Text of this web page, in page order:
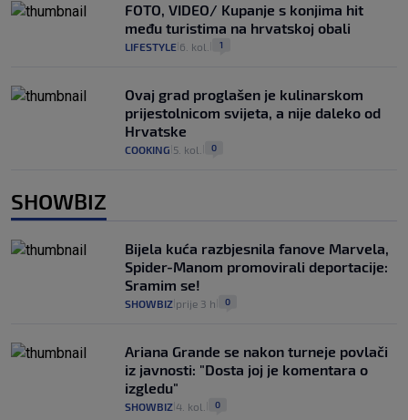
FOTO, VIDEO/ Kupanje s konjima hit
među turistima na hrvatskoj obali
LIFESTYLE 6. kol. 1
Ovaj grad proglašen je kulinarskom
prijestolnicom svijeta, a nije daleko od
Hrvatske
COOKING 5. kol. 0
SHOWBIZ
Bijela kuća razbjesnila fanove Marvela,
Spider-Manom promovirali deportacije:
Sramim se!
SHOWBIZ prije 3 h 0
Ariana Grande se nakon turneje povlači
iz javnosti: "Dosta joj je komentara o
izgledu"
SHOWBIZ 4. kol. 0